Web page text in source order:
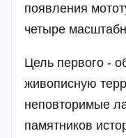
появления
четыре
Цель первого -
живописную
неповторимые
памятников